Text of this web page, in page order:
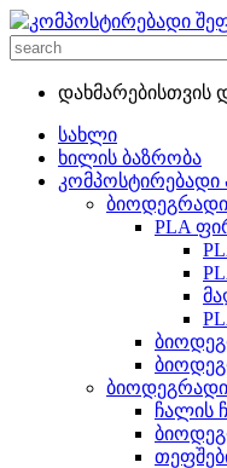
დახმარებისთვის
სახლი
ხილის ბაზრობა
კომპოსტირებადი
PLA
ჩალის